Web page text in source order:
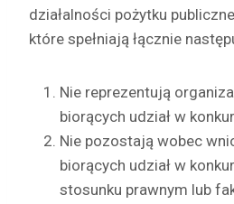
działalności pożytku
które spełniają łącznie
Nie reprezentują
biorących udział w
Nie pozostają wobec
biorących udział w
stosunku prawnym lub